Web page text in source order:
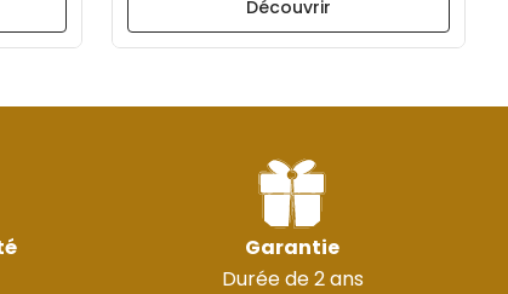
Découvrir
Garantie
Durée de 2 ans